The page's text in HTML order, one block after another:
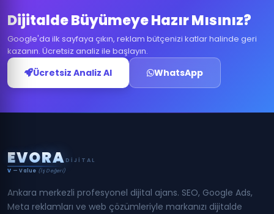
Dijitalde Büyümeye Hazır Mısınız?
Google'da ilk sayfaya çıkın, reklam bütçenizi katlar halinde geri
kazanın. Ücretsiz analiz ile başlayın.
Ücretsiz Analiz Al WhatsApp
EVORA DIJITAL
V — Value (İş Değeri)
Ankara merkezli profesyonel dijital ajans. SEO, Google Ads,
Meta reklamları ve web çözümleriyle markanızı dijitalde